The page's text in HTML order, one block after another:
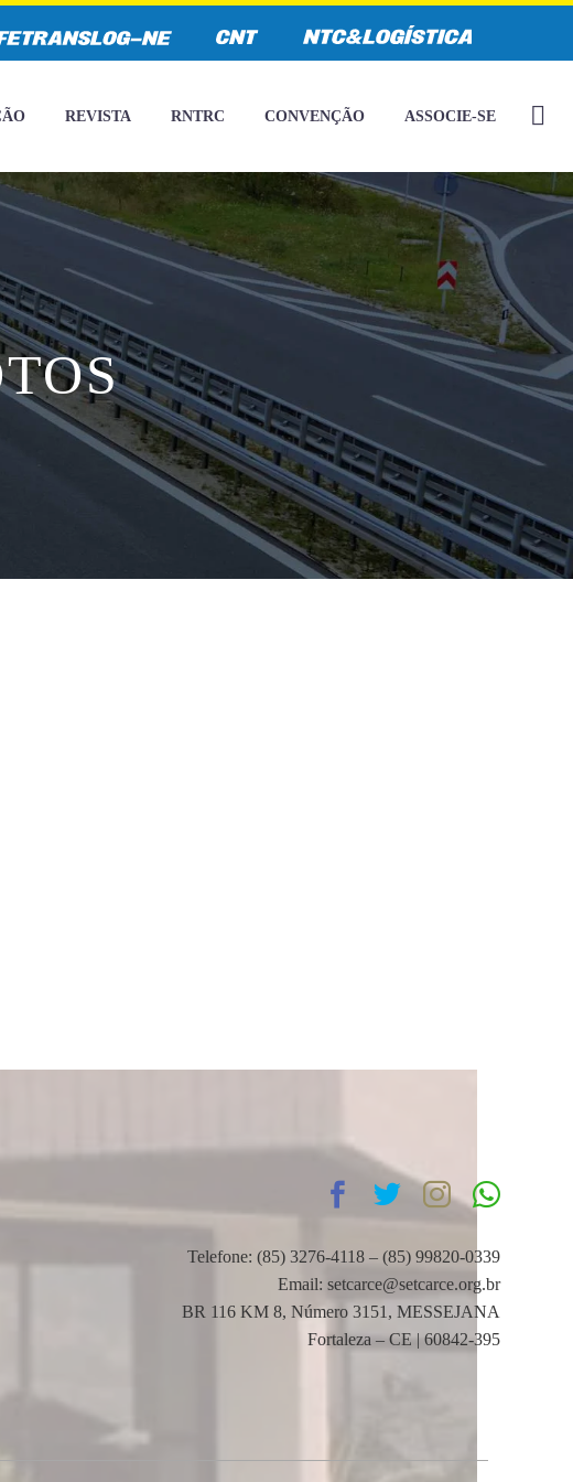
REVISTA RNTRC CONVENÇÃO ASSOCIE-SE
Telefone: (85) 3276-4118 – (85) 99820-0339
Email: setcarce@setcarce.org.br
BR 116 KM 8, Número 3151, MESSEJANA
Fortaleza – CE | 60842-395